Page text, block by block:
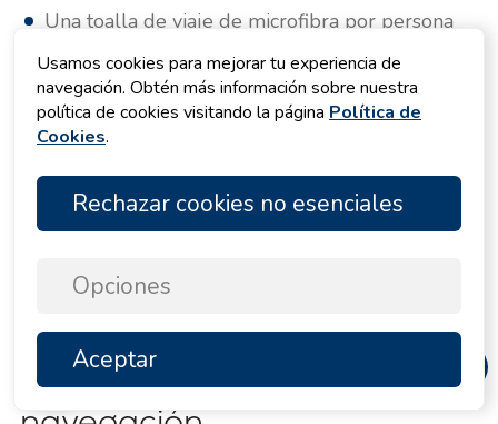
Una toalla de viaje de microfibra por persona
Una toalla de playa ligera o pareo por persona
Las toallas de microfibra pesan poco, ocupan muy
poco y se secan rápido al sol, lo que encaja
perfectamente con la vida a bordo. Funcionan
tanto para las duchas a bordo como en las
marinas. Las toallas más grandes o los pareos son
ideales para tomar el sol en cubierta o tumbarse
cubrirse cuando camina hasta un café.
10) Traje de agua y botas de
Usamos cookies para mejorar tu experiencia de
navegación. Obtén más información sobre nuestra
política de cookies visitando la página Política de
Cookies.
Rechazar cookies no esenciales
Opciones
Aceptar